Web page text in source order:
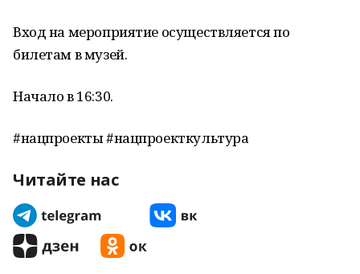
Вход на мероприятие осуществляется по
билетам в музей.
Начало в 16:30.
#нацпроекты #нацпроекткультура
Читайте нас